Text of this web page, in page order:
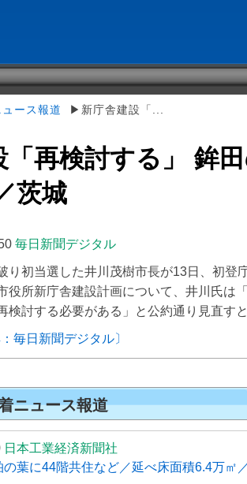
ース報道 ▶新庁舎建設「...
「再検討する」 鉾
茨城
毎日新聞デジタル
り初当選した井川茂樹市長が13日、初登
役所新庁舎建設計画について、井川氏は
検討する必要がある」と公約通り見直す
毎日新聞デジタル〕
ニュース報道
日本工業経済新聞社
葉に44階共住など／延べ床面積6.4万㎡